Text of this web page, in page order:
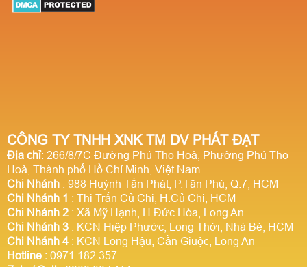
CÔNG TY TNHH XNK TM DV PHÁT ĐẠT
Địa chỉ: 266/8/7C Đường Phú Thọ Hoà, Phường Phú Thọ
Hoà, Thành phố Hồ Chí Minh, Việt Nam
Chi Nhánh : 988 Huỳnh Tấn Phát, P.Tân Phú, Q.7, HCM
Chi Nhánh 1 : Thị Trấn Củ Chi, H.Củ Chi, HCM
Chi Nhánh 2 : Xã Mỹ Hạnh, H.Đức Hòa, Long An
Chi Nhánh 3 : KCN Hiệp Phước, Long Thới, Nhà Bè, HCM
Chi Nhánh 4 : KCN Long Hậu, Cần Giuộc, Long An
Hotline : 0971.182.357